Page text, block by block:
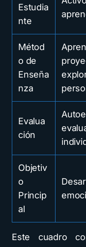
Estudia
nte
Métod
o de
Enseña
nza
Evalua
ción
Objetiv
o
Princip
al
Este cuadro